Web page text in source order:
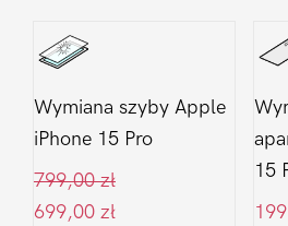
Wymiana szyby Apple
iPhone 15 Pro
799,00zł
699,00 zł
15